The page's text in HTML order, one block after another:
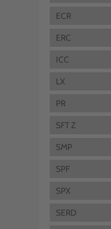
ECR
ERC
ICC
LX
PR
SFT Z
SMP
SPF
SPX
SERD